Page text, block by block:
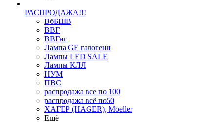
РАСПРОДАЖА!!!
ВбБШВ
ВВГ
ВВГнг
Лампа GE галогенн
Лампы LED SALE
Лампы КЛЛ
НУМ
ПВС
распродажа все по 100
распродажа всё по50
ХАГЕР (HAGER), Moeller
Ещё